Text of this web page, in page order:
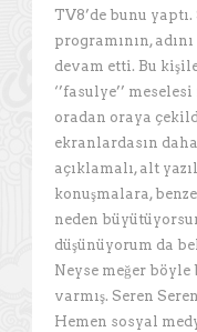
TV8’de bunu
programının,
devam etti. Bu
‘’fasulye’’
oradan oraya
ekranlardasın
açıklamalı, alt
konuşmalara,
neden
düşünüyorum da
Neyse meğer
varmış. Seren
Hemen sosyal